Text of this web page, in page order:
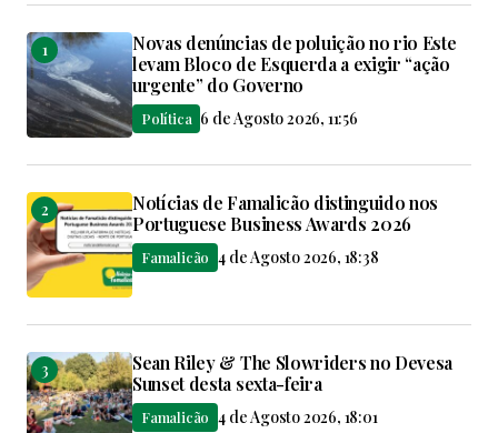
Novas denúncias de poluição no rio Este
levam Bloco de Esquerda a exigir “ação
urgente” do Governo
Política 6 de Agosto 2026, 11:56
Notícias de Famalicão distinguido nos
Portuguese Business Awards 2026
Famalicão 4 de Agosto 2026, 18:38
Sean Riley & The Slowriders no Devesa
Sunset desta sexta-feira
Famalicão 4 de Agosto 2026, 18:01